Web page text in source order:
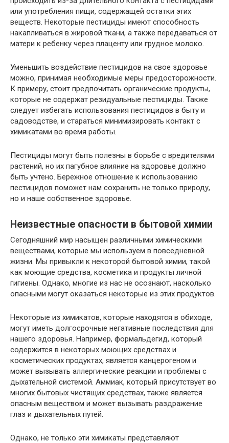
или употребления пищи, содержащей остатки этих
веществ. Некоторые пестициды имеют способность
накапливаться в жировой ткани, а также передаваться от
матери к ребенку через плаценту или грудное молоко.
Уменьшить воздействие пестицидов на свое здоровье
можно, принимая необходимые меры предосторожности.
К примеру, стоит предпочитать органические продукты,
которые не содержат резидуальные пестициды. Также
следует избегать использования пестицидов в быту и
садоводстве, и стараться минимизировать контакт с
химикатами во время работы.
Пестициды могут быть полезны в борьбе с вредителями
растений, но их пагубное влияние на здоровье должно
быть учтено. Бережное отношение к использованию
пестицидов поможет нам сохранить не только природу,
но и наше собственное здоровье.
Неизвестные опасности в бытовой химии
Сегодняшний мир насыщен различными химическими
веществами, которые мы используем в повседневной
жизни. Мы привыкли к некоторой бытовой химии, такой
как моющие средства, косметика и продукты личной
гигиены. Однако, многие из нас не осознают, насколько
опасными могут оказаться некоторые из этих продуктов.
Некоторые из химикатов, которые находятся в обиходе,
могут иметь долгосрочные негативные последствия для
нашего здоровья. Например, формальдегид, который
содержится в некоторых моющих средствах и
косметических продуктах, является канцерогеном и
может вызывать аллергические реакции и проблемы с
дыхательной системой. Аммиак, который присутствует во
многих бытовых чистящих средствах, также является
опасным веществом и может вызывать раздражение
глаз и дыхательных путей.
Однако, не только эти химикаты представляют